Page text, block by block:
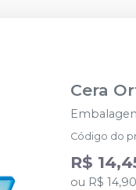
Cera
Código do
R$
ou R$ 14,90